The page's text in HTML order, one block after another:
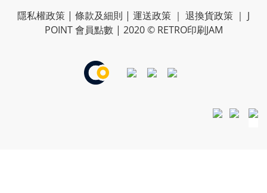
隱私權政策 | 條款及細則 | 運送政策 ｜ 退換貨政策 ｜ J
POINT 會員點數 | 2020 © RETRO印刷JAM